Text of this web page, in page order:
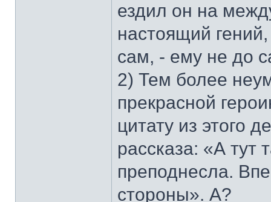
ездил он на
настоящий
сам, - ему не до
2) Тем более
прекрасной
цитату из этого
рассказа: «А тут
преподнесла.
стороны». А?